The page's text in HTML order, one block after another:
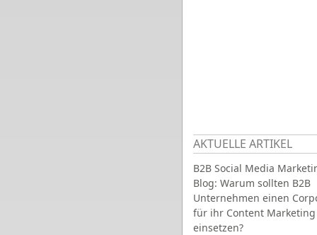
AKTUELLE ARTIKEL
B2B Social Media
Blog: Warum sollten B2B
Unternehmen einen
für ihr Content Marketing
einsetzen?